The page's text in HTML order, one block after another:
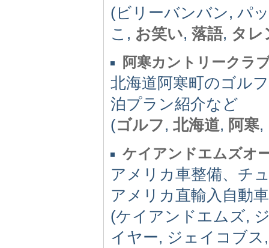
(ビリーバンバン, パ
こ, お笑い, 落語, タレ
阿寒カントリークラ
北海道阿寒町のゴル
泊プラン紹介など
(ゴルフ, 北海道, 阿寒,
ケイアンドエムズオ
アメリカ車整備、チ
アメリカ直輸入自動
(ケイアンドエムズ,
イヤー, ジェイコブ